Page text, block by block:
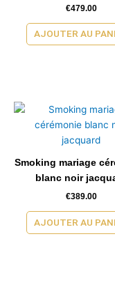
€479.00
AJOUTER AU
Smoking mariage
blanc noir
€389.00
AJOUTER AU